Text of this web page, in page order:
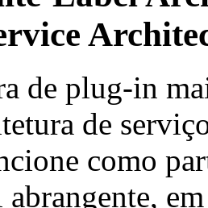
de plug-in
de
como